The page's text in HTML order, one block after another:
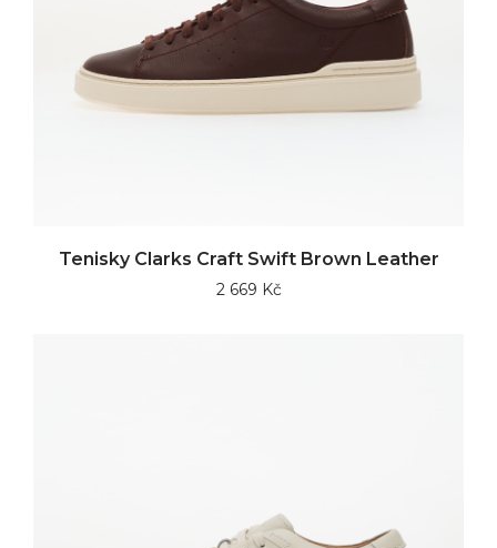
Tenisky Clarks Craft Swift Brown Leather
2 669 Kč